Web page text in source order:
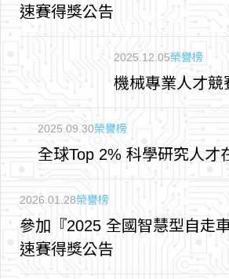
速賽得獎公告
2025.12.05榮譽榜
機械專業人才競
2025.09.30榮譽榜
全球Top 2% 科學研究人才
2026.01.28榮譽榜
參加『2025 全國智慧型自走
速賽得獎公告